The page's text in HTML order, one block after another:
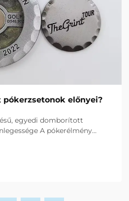
előnyei?
egyedi domborított
A pókerélmény
elkészített
csúcsát képviselik,